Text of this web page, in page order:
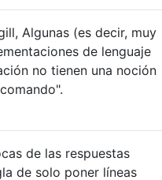
Algunas (es decir, muy
de lenguaje
no tienen una noción
de las respuestas
de solo poner líneas